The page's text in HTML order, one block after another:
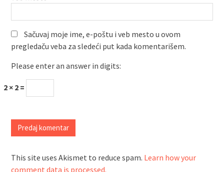
Sačuvaj moje ime, e-poštu i veb mesto u ovom
pregledaču veba za sledeći put kada komentarišem.
Please enter an answer in digits:
2 × 2 =
This site uses Akismet to reduce spam. Learn how your
comment data is processed.